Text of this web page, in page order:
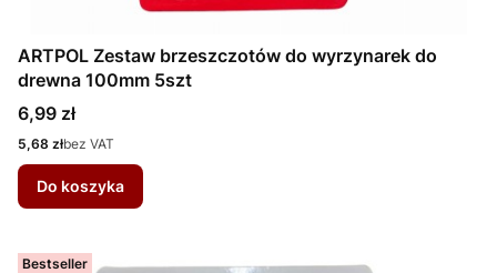
ARTPOL Zestaw brzeszczotów do wyrzynarek do
drewna 100mm 5szt
Cena
6,99 zł
Cena
5,68 złbez VAT
Do koszyka
Bestseller